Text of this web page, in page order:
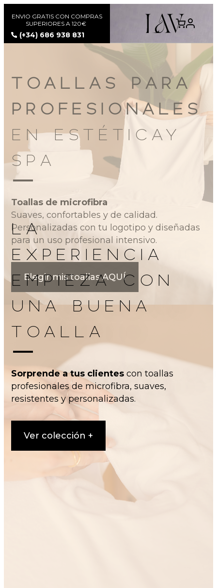
ENVIO GRATIS CON COMPRAS
SUPERIORES A 120€
(+34) 686 938 831
TOALLAS PARA
PROFESIONALES
EN ESTÉTICAY
SPA
Toallas de microfibra
Suaves, confortables y de calidad.
Personalizadas con tu logotipo y diseñadas
para un uso profesional intensivo.
Elegir mis toallas AQUÍ
LA
EXPERIENCIA
EMPIEZA CON
UNA BUENA
TOALLA
Sorprende a tus clientes con toallas
profesionales de microfibra, suaves,
resistentes y personalizadas.
Ver colección +